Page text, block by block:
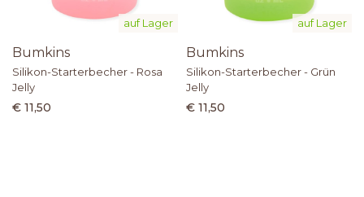
auf Lager
Bumkins
Silikon-Starterbecher - Rosa
Jelly
€ 11,50
auf Lager
Bumkins
Silikon-Starterbecher - Grün
Jelly
€ 11,50